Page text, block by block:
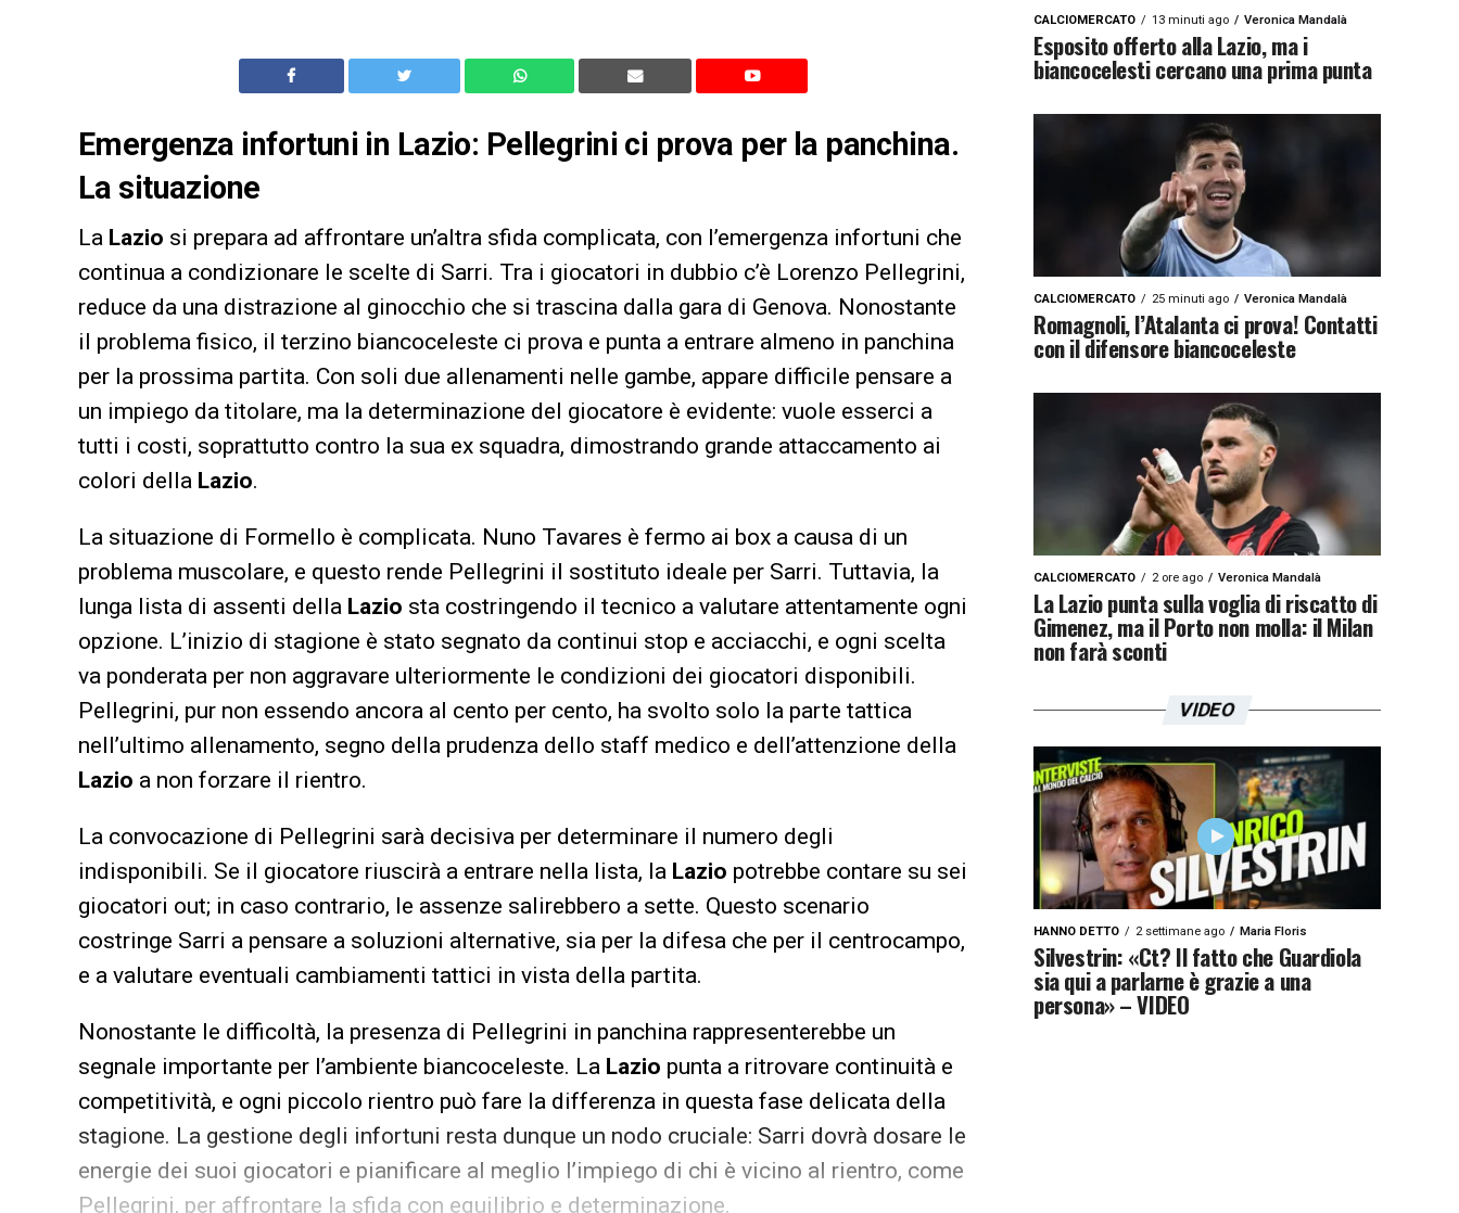
Emergenza infortuni in Lazio: Pellegrini ci prova per la panchina.
La situazione
La Lazio si prepara ad affrontare un’altra sfida complicata, con l’emergenza infortuni che
continua a condizionare le scelte di Sarri. Tra i giocatori in dubbio c’è Lorenzo Pellegrini,
reduce da una distrazione al ginocchio che si trascina dalla gara di Genova. Nonostante
il problema fisico, il terzino biancoceleste ci prova e punta a entrare almeno in panchina
per la prossima partita. Con soli due allenamenti nelle gambe, appare difficile pensare a
un impiego da titolare, ma la determinazione del giocatore è evidente: vuole esserci a
tutti i costi, soprattutto contro la sua ex squadra, dimostrando grande attaccamento ai
colori della Lazio.
La situazione di Formello è complicata. Nuno Tavares è fermo ai box a causa di un
problema muscolare, e questo rende Pellegrini il sostituto ideale per Sarri. Tuttavia, la
lunga lista di assenti della Lazio sta costringendo il tecnico a valutare attentamente ogni
opzione. L’inizio di stagione è stato segnato da continui stop e acciacchi, e ogni scelta
va ponderata per non aggravare ulteriormente le condizioni dei giocatori disponibili.
Pellegrini, pur non essendo ancora al cento per cento, ha svolto solo la parte tattica
nell’ultimo allenamento, segno della prudenza dello staff medico e dell’attenzione della
Lazio a non forzare il rientro.
La convocazione di Pellegrini sarà decisiva per determinare il numero degli
indisponibili. Se il giocatore riuscirà a entrare nella lista, la Lazio potrebbe contare su sei
giocatori out; in caso contrario, le assenze salirebbero a sette. Questo scenario
costringe Sarri a pensare a soluzioni alternative, sia per la difesa che per il centrocampo,
e a valutare eventuali cambiamenti tattici in vista della partita.
Nonostante le difficoltà, la presenza di Pellegrini in panchina rappresenterebbe un
segnale importante per l’ambiente biancoceleste. La Lazio punta a ritrovare continuità e
competitività, e ogni piccolo rientro può fare la differenza in questa fase delicata della
stagione. La gestione degli infortuni resta dunque un nodo cruciale: Sarri dovrà dosare le
energie dei suoi giocatori e pianificare al meglio l’impiego di chi è vicino al rientro, come
Pellegrini, per affrontare la sfida con equilibrio e determinazione.
CALCIOMERCATO 13 minuti ago Veronica Mandalà
Esposito offerto alla Lazio, ma i
biancocelesti cercano una prima punta
CALCIOMERCATO 25 minuti ago Veronica Mandalà
Romagnoli, l’Atalanta ci prova! Contatti
con il difensore biancoceleste
CALCIOMERCATO 2 ore ago Veronica Mandalà
La Lazio punta sulla voglia di riscatto di
Gimenez, ma il Porto non molla: il Milan
non farà sconti
VIDEO
HANNO DETTO 2 settimane ago Maria Floris
Silvestrin: «Ct? Il fatto che Guardiola
sia qui a parlarne è grazie a una
persona» – VIDEO